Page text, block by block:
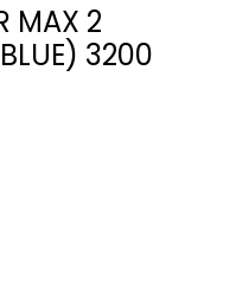
MAX 2
3200